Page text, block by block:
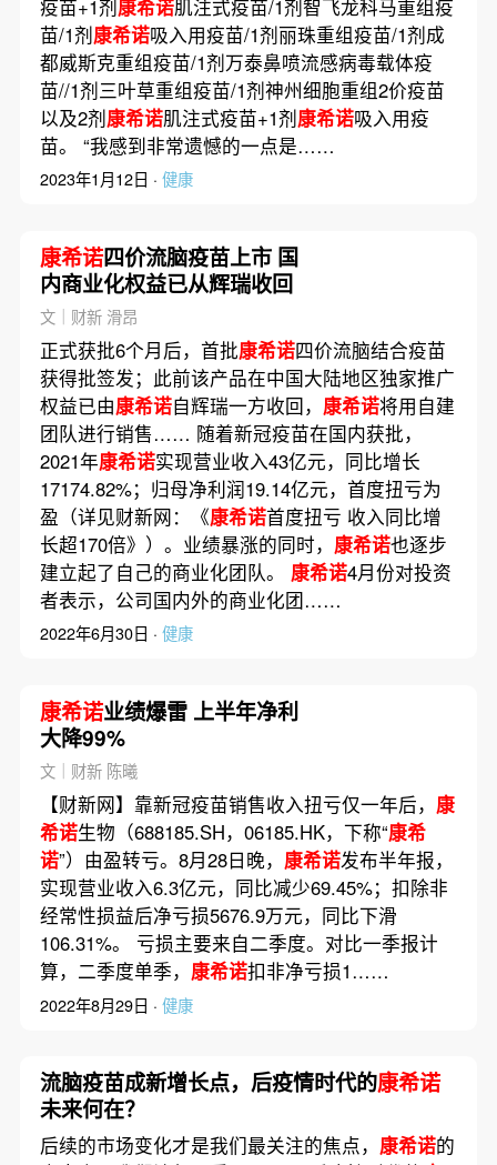
疫苗+1剂康希诺肌注式疫苗/1剂智飞龙科马重组疫
苗/1剂康希诺吸入用疫苗/1剂丽珠重组疫苗/1剂成
都威斯克重组疫苗/1剂万泰鼻喷流感病毒载体疫
苗//1剂三叶草重组疫苗/1剂神州细胞重组2价疫苗
以及2剂康希诺肌注式疫苗+1剂康希诺吸入用疫
苗。 “我感到非常遗憾的一点是……
2023年1月12日 · 健康
康希诺四价流脑疫苗上市 国
内商业化权益已从辉瑞收回
文｜财新 滑昂
正式获批6个月后，首批康希诺四价流脑结合疫苗
获得批签发；此前该产品在中国大陆地区独家推广
权益已由康希诺自辉瑞一方收回， 康希诺将用自建
团队进行销售…… 随着新冠疫苗在国内获批，
2021年康希诺实现营业收入43亿元，同比增长
17174.82%；归母净利润19.14亿元，首度扭亏为
盈（详见财新网：《康希诺首度扭亏 收入同比增
长超170倍》）。业绩暴涨的同时， 康希诺也逐步
建立起了自己的商业化团队。 康希诺4月份对投资
者表示，公司国内外的商业化团……
2022年6月30日 · 健康
康希诺业绩爆雷 上半年净利
大降99%
文｜财新 陈曦
【财新网】靠新冠疫苗销售收入扭亏仅一年后， 康
希诺生物（688185.SH，06185.HK，下称“康希
诺”）由盈转亏。8月28日晚， 康希诺发布半年报，
实现营业收入6.3亿元，同比减少69.45%；扣除非
经常性损益后净亏损5676.9万元，同比下滑
106.31%。 亏损主要来自二季度。对比一季报计
算，二季度单季， 康希诺扣非净亏损1……
2022年8月29日 · 健康
流脑疫苗成新增长点，后疫情时代的康希诺
未来何在？
后续的市场变化才是我们最关注的焦点， 康希诺的